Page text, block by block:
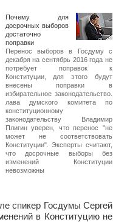
Почему для
досрочных выборов
достаточно
поправки
Перенос выборов в Госдуму с
декабря на сентябрь 2016 года не
потребует поправок к
Конституции, для этого будут
внесены поправки в
избирательное законодательство.
лава думского комитета по
конституционному
законодательству Владимир
Плигин уверен, что перенос "не
может не соответствовать
Конституции". Эксперты считают,
что досрочные выборы без
изменений Конституции
невозможны
спикер Госдумы Сергей
в Конституцию не